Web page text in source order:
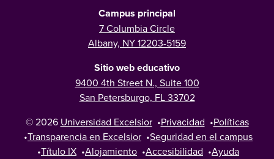
Campus principal
7 Columbia Circle
Albany, NY 12203-5159
Sitio web educativo
9400 4th Street N., Suite 100
San Petersburgo, FL 33702
© 2026 Universidad Excelsior •Privacidad •Políticas
•Transparencia en Excelsior •Seguridad en el campus
•Título IX •Alojamiento •Accesibilidad •Ayuda